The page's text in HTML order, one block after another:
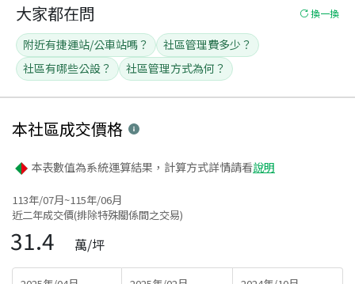
大家都在問 換一換
附近有捷運站/公車站嗎？
社區管理費多少？
社區有哪些公設？
社區管理方式為何？
本社區成交價格
本表數值為系統運算結果，計算方式詳情請看說明
113年/07月~115年/06月
近二年成交價(排除特殊關係間之交易)
31.4 萬/坪